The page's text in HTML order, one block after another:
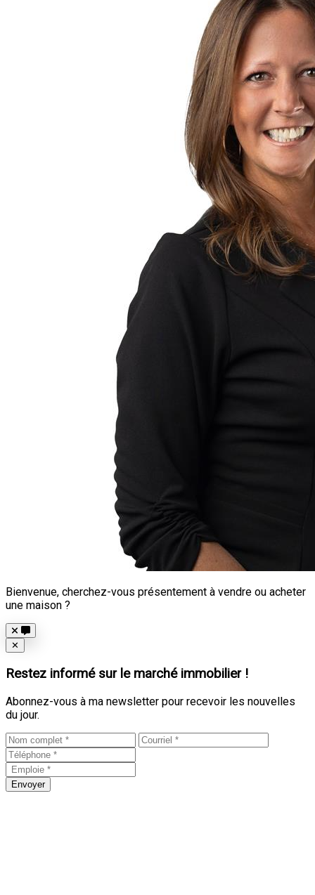
Bienvenue, cherchez-vous présentement à vendre ou acheter
une maison ?
Close
✕
Restez informé sur le marché immobilier !
Abonnez-vous à ma newsletter pour recevoir les nouvelles
du jour.
Envoyer